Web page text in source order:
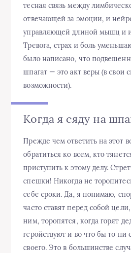
тесная связь между
отвечающей за эмоции, и
управляющей длиной мышц и
Тревога, страх и боль
было написано, что
шпагат — это акт веры (в свои
возможности).
Когда я сяду на
Прежде чем ответить на этот
обратиться ко всем, кто
приступить к этому делу.
спешки! Никогда не
себе сроки. Да, я понимаю,
часто ставят перед собой
ним, торопятся, когда горят
геройствуют и во что бы то ни
своего. Это в большинстве